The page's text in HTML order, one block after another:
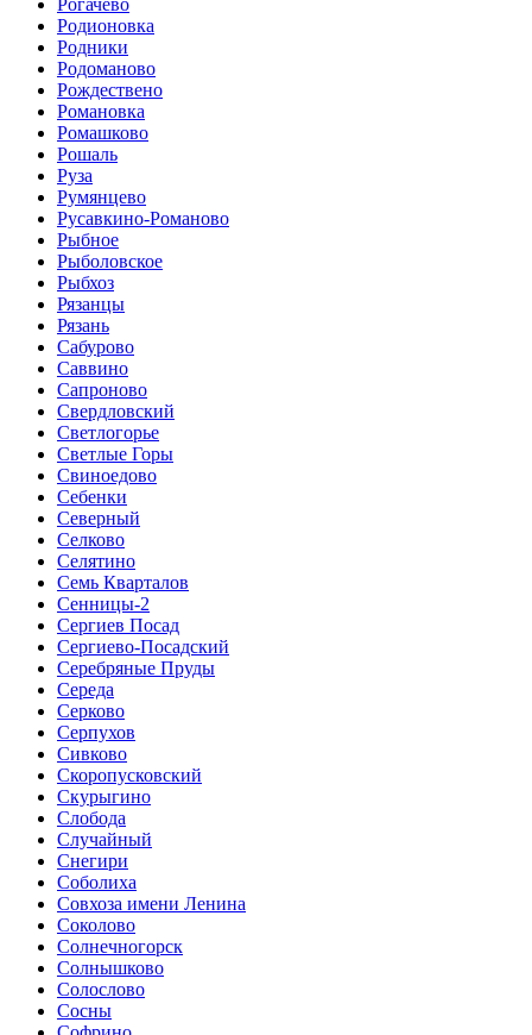
Рогачёво
Родионовка
Родники
Родоманово
Рождествено
Романовка
Ромашково
Рошаль
Руза
Румянцево
Русавкино-Романово
Рыбное
Рыболовское
Рыбхоз
Рязанцы
Рязань
Сабурово
Саввино
Сапроново
Свердловский
Светлогорье
Светлые Горы
Свиноедово
Себенки
Северный
Селково
Селятино
Семь Кварталов
Сенницы-2
Сергиев Посад
Сергиево-Посадский
Серебряные Пруды
Середа
Серково
Серпухов
Сивково
Скоропусковский
Скурыгино
Слобода
Случайный
Снегири
Соболиха
Совхоза имени Ленина
Соколово
Солнечногорск
Солнышково
Солослово
Сосны